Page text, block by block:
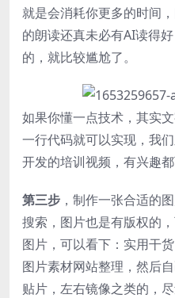
就是会消耗你更多的时间
的朗读还真未必有AI读得
的，就比较尴尬了。
如果你懂一点技术，其实
一行代码就可以实现，我
开发的培训视频，有兴趣都
第三步 ，制作一张合适的
搜索，图片也是有版权的
图片，可以看下：实用干
图片素材网站整理，然后
贴片，左右镜像之类的，